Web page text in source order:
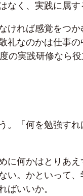
なく、実践に属す
ければ感覚をつ
礼なのかは仕事
の実践研修なら
。「何を勉強す
に何かはとりあ
い。かといって
ばいいか。